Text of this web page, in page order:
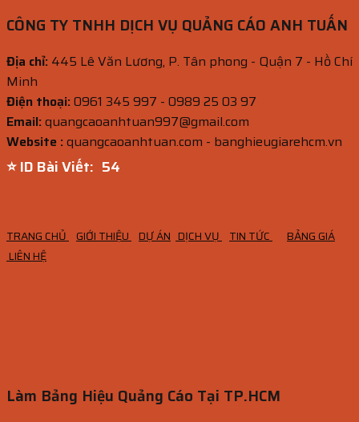
CÔNG TY TNHH DỊCH VỤ QUẢNG CÁO ANH TUẤN
Địa chỉ: 445 Lê Văn Lương, P. Tân phong - Quận 7 - Hồ Chí
Minh
Điện thoại:0961 345 997 - 0989 25 03 97
Email:quangcaoanhtuan997@gmail.com
Website :quangcaoanhtuan.com - banghieugiarehcm.vn
⭐ ID Bài Viết: 53
TRANG CHỦ GIỚI THIỆU DỰ ÁN DỊCH VỤ TIN TỨC
BẢNG GIÁ
LIÊN HỆ
Làm Bảng Hiệu Quảng Cáo Tại TP.HCM